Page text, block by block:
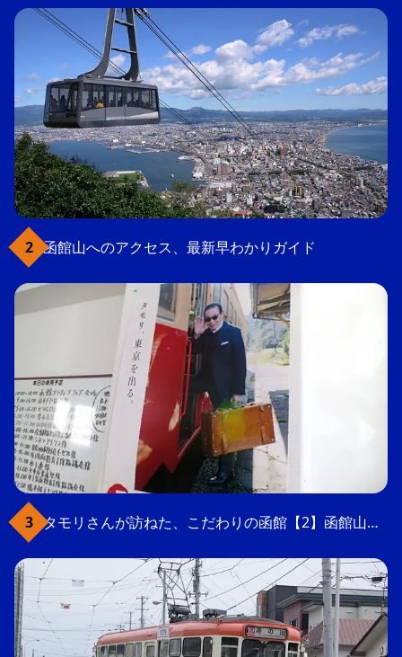
函館山へのアクセス、最新早わかりガイド
タモリさんが訪ねた、こだわりの函館【2】函館山の軍事要塞跡